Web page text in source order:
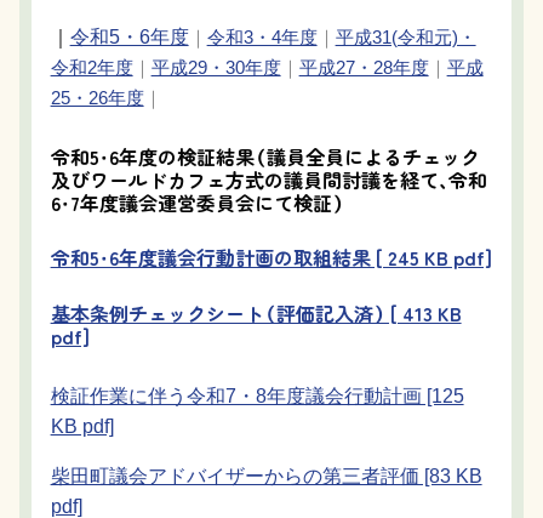
令和5・6年度｜ 令和3・4年度｜ 平成31(令和元)・
令和2年度｜ 平成29・30年度｜ 平成27・28年度｜ 平成
25・26年度｜
令和5・6年度の検証結果（議員全員によるチェック
及びワールドカフェ方式の議員間討議を経て、令和
6・7年度議会運営委員会にて検証）
令和5・6年度議会行動計画の取組結果 [ 245 KB pdf]
基本条例チェックシート（評価記入済） [ 413 KB
pdf]
検証作業に伴う令和7・8年度議会行動計画 [125
KB pdf]
柴田町議会アドバイザーからの第三者評価 [83 KB
pdf]